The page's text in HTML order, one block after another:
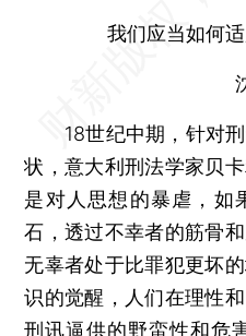
我们应当如何适
沈
18世纪中期，针对刑
状，意大利刑法学家贝
是对人思想的暴虐，如
石，透过不幸者的筋骨
无辜者处于比罪犯更坏
识的觉醒，人们在理性
刑讯逼供的野蛮性和危